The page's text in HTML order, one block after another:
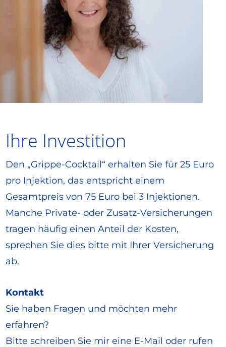
Ihre Investition
Den „Grippe-Cocktail“ erhalten Sie für 25 Euro
pro Injektion, das entspricht einem
Gesamtpreis von 75 Euro bei 3 Injektionen.
Manche Private- oder Zusatz-Versicherungen
tragen häufig einen Anteil der Kosten,
sprechen Sie dies bitte mit Ihrer Versicherung
ab.
Kontakt
Sie haben Fragen und möchten mehr
erfahren?
Bitte schreiben Sie mir eine E-Mail oder rufen